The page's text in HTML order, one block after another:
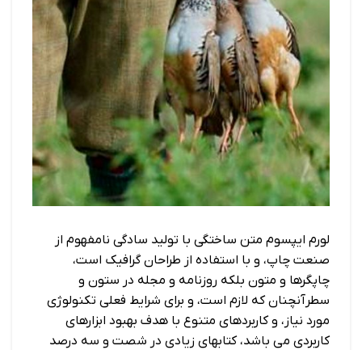
لورم ایپسوم متن ساختگی با تولید سادگی نامفهوم از
صنعت چاپ، و با استفاده از طراحان گرافیک است،
چاپگرها و متون بلکه روزنامه و مجله در ستون و
سطرآنچنان که لازم است، و برای شرایط فعلی تکنولوژی
مورد نیاز، و کاربردهای متنوع با هدف بهبود ابزارهای
کاربردی می باشد، کتابهای زیادی در شصت و سه درصد